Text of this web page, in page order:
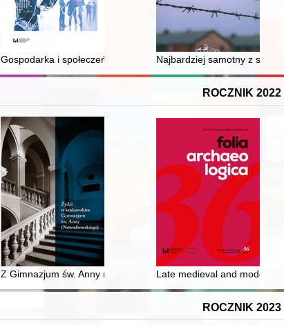
Gospodarka i społeczeństwo Rosji : historia i współczesność
Najbardziej samotny z
ROCZNIK 2022
Z Gimnazjum św. Anny na Uniwersytet Jagielloński i dalej... :
Late medieval and modern
ROCZNIK 2023